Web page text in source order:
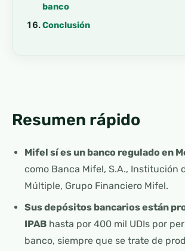
banco
Conclusión
Resumen rápido
Mifel sí es un banco regulado en
como Banca Mifel, S.A., Institución
Múltiple, Grupo Financiero Mifel.
Sus depósitos bancarios están
IPABhasta por 400 mil UDIs por
banco, siempre que se trate de